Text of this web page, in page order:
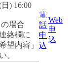
) 16:00
場合
絡欄に
望内容」
。
電
話
申
込
Web
申
込